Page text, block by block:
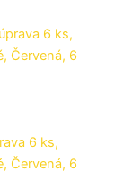
6 ks,
Červená, 6